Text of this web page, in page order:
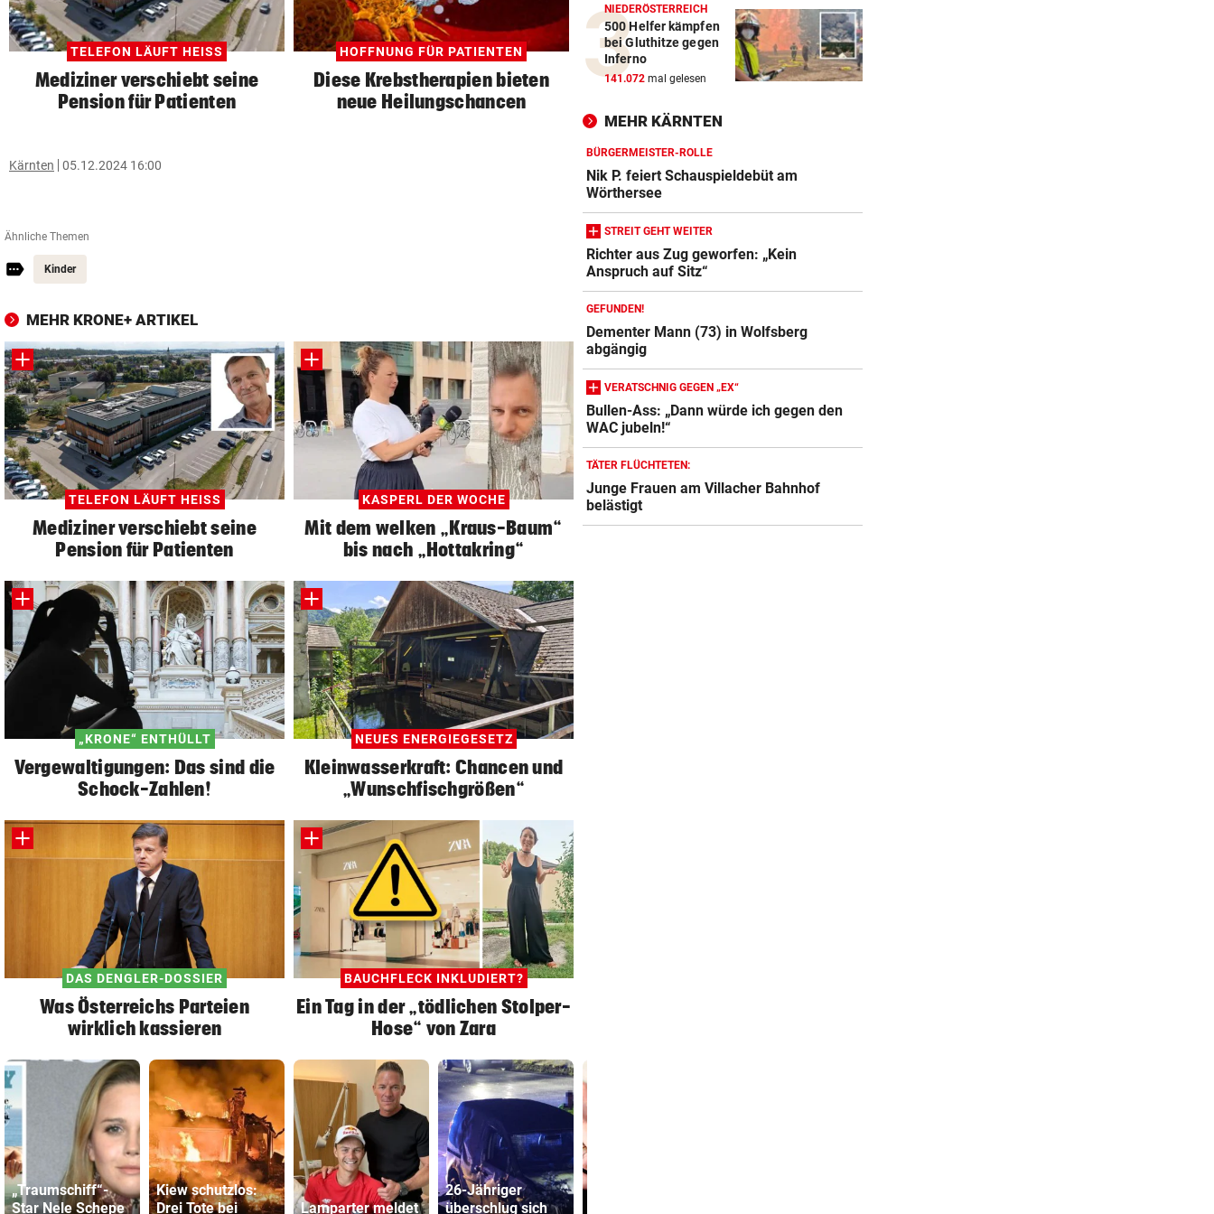
TELEFON LÄUFT HEISS
Mediziner verschiebt seine
Pension für Patienten
HOFFNUNG FÜR PATIENTEN
Diese Krebstherapien bieten
neue Heilungschancen
Kärnten 05.12.2024 16:00
Ähnliche Themen
Kinder
MEHR KRONE+ ARTIKEL
TELEFON LÄUFT HEISS
Mediziner verschiebt seine
Pension für Patienten
KASPERL DER WOCHE
Mit dem welken „Kraus-Baum“
bis nach „Hottakring“
„KRONE“ ENTHÜLLT
Vergewaltigungen: Das sind die
Schock-Zahlen!
NEUES ENERGIEGESETZ
Kleinwasserkraft: Chancen und
„Wunschfischgrößen“
DAS DENGLER-DOSSIER
Was Österreichs Parteien
wirklich kassieren
BAUCHFLECK INKLUDIERT?
Ein Tag in der „tödlichen Stolper-
Hose“ von Zara
„Traumschiff“-
Star Nele Schepe
Kiew schutzlos:
Drei Tote bei
Lamparter meldet
26-Jähriger
überschlug sich
NIEDERÖSTERREICH
500 Helfer kämpfen
bei Gluthitze gegen
Inferno
141.072 mal gelesen
MEHR KÄRNTEN
BÜRGERMEISTER-ROLLE
Nik P. feiert Schauspieldebüt am
Wörthersee
STREIT GEHT WEITER
Richter aus Zug geworfen: „Kein
Anspruch auf Sitz“
GEFUNDEN!
Dementer Mann (73) in Wolfsberg
abgängig
VERATSCHNIG GEGEN „EX“
Bullen-Ass: „Dann würde ich gegen den
WAC jubeln!“
TÄTER FLÜCHTETEN:
Junge Frauen am Villacher Bahnhof
belästigt